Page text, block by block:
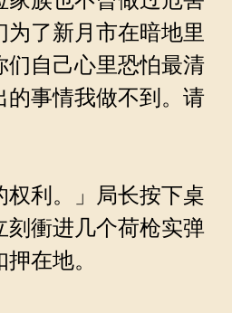
为了新月市在暗地里
们自己心里恐怕最清
的事情我做不到。请
利。」局长按下桌
刻衝进几个荷枪实弹
在地。